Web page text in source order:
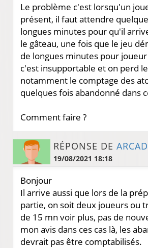
Le problème c'est lorsqu'un
présent, il faut attendre
longues minutes pour qu'il
le gâteau, une fois que le jeu
de longues minutes pour
c'est insupportable et on perd
notamment le comptage des
quelques fois abandonné dans
Comment faire ?
RÉPONSE DE
19/08/2021 18:18
Bonjour
Il arrive aussi que lors de la
partie, on soit deux joueurs ou
de 15 mn voir plus, pas de
mon avis dans ces cas là, les
devrait pas être comptabilisés.